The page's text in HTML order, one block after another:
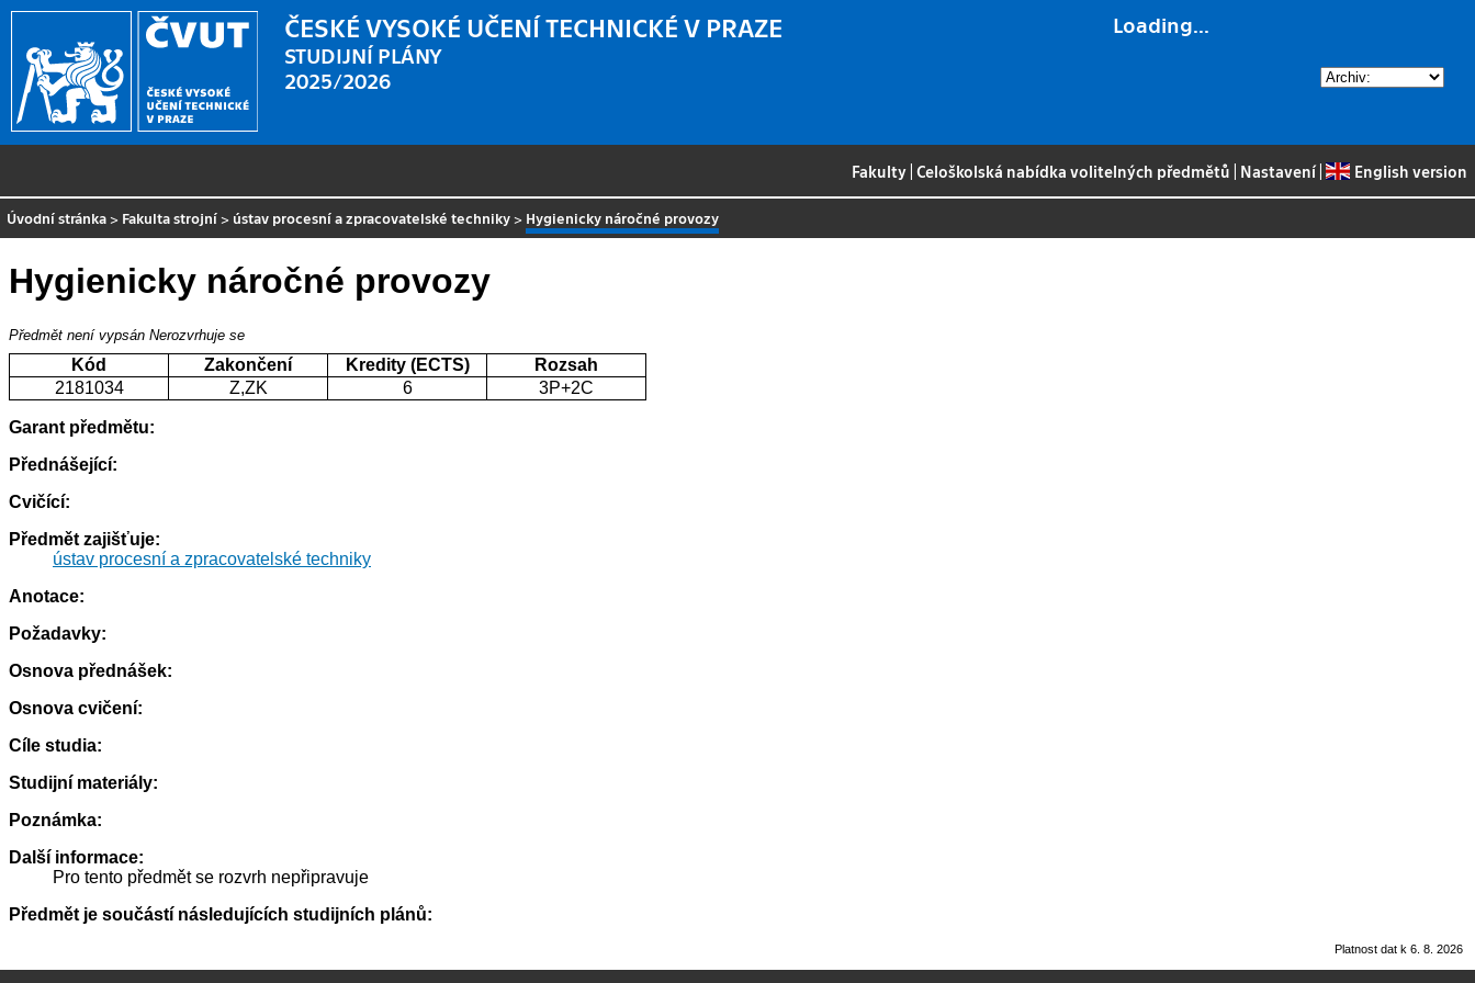
Loading...
ČESKÉ VYSOKÉ UČENÍ TECHNICKÉ V PRAZE
STUDIJNÍ PLÁNY
2025/2026
Fakulty |Celoškolská nabídka volitelných předmětů Nastavení| English version
Úvodní stránka > Fakulta strojní > ústav procesní a zpracovatelské techniky > Hygienicky náročné provozy
Hygienicky náročné provozy
Předmět není vypsán Nerozvrhuje se
Kód Zakončení Kredity (ECTS)
Rozsah
2181034
Z,ZK 6 3P+2C
Garant předmětu:
Přednášející:
Cvičící:
Předmět zajišťuje:
ústav procesní a zpracovatelské techniky
Anotace:
Požadavky:
Osnova přednášek:
Osnova cvičení:
Cíle studia:
Studijní materiály:
Poznámka:
Další informace:
Pro tento předmět se rozvrh nepřipravuje
Předmět je součástí následujících studijních plánů:
Platnost dat k 6. 8. 2026